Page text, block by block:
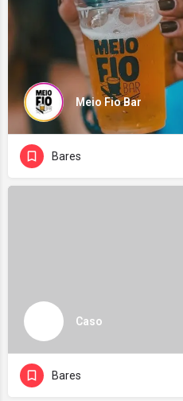
Meio Fio Bar
Bares
Caso
Bares